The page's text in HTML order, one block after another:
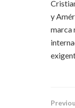
y
marca